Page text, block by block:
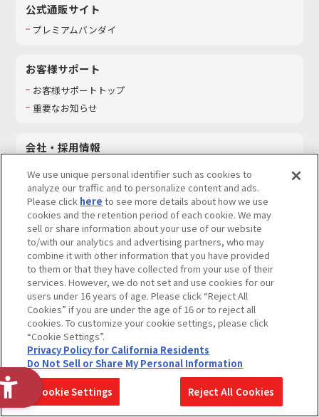
公式通販サイト
プレミアムバンダイ
お客様サポート
お客様サポートトップ
重要なお知らせ
会社・採用情報
採用情報
サステナビリティ
お問い合わせ
ウェブサイトご利用条件 ソーシャルメディアポリシー
個人情報及び特定個人情報等の取り扱いに関する保護方針
Do Not Sell or Share My Personal Information著作権・商標について
カスタマーハラスメントに対する基本的な対応方針
コピーライト一覧を表示する
We use unique personal identifier such as cookies to
analyze our traffic and to personalize content and ads.
Please click here to see more details about how we use
cookies and the retention period of each cookie. We may
sell or share information about your use of our website
to/with our analytics and advertising partners, who may
combine it with other information that you have provided
to them or that they have collected from your use of their
services. However, we do not set and use cookies for our
users under 16 years of age. Please click “Reject All
Cookies” if you are under the age of 16 or to reject all
cookies. To customize your cookie settings, please click
“Cookie Settings”.
Privacy Policy for California Residents
Do Not Sell or Share My Personal Information
Cookie Settings Reject All Cookies